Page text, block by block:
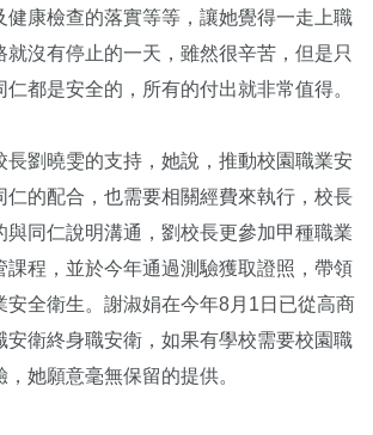
健康檢查的落實等等，讓她覺得一走上職
就沒有停止的一天，雖然很辛苦，但是只
都是安全的，所有的付出就非常值得。
長劉曉雯的支持，她說，推動校園職業安
仁的配合，也需要相關經費來執行，校長
與同仁說明溝通，劉校長更參加甲種職業
課程，並於今年通過測驗獲取證照，帶領
安全衛生。謝淑娟在今年8月1日已從高商
安衛終身職安衛，如果有學校需要校園職
她願意毫無保留的提供。